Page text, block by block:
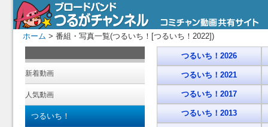
ホーム > 番組・写真一覧(つるいち！[つるいち！2022])
新着動画
人気動画
つるいち！
つるいち！2026
つるいち！2021
つるいち！2017
つるいち！2013